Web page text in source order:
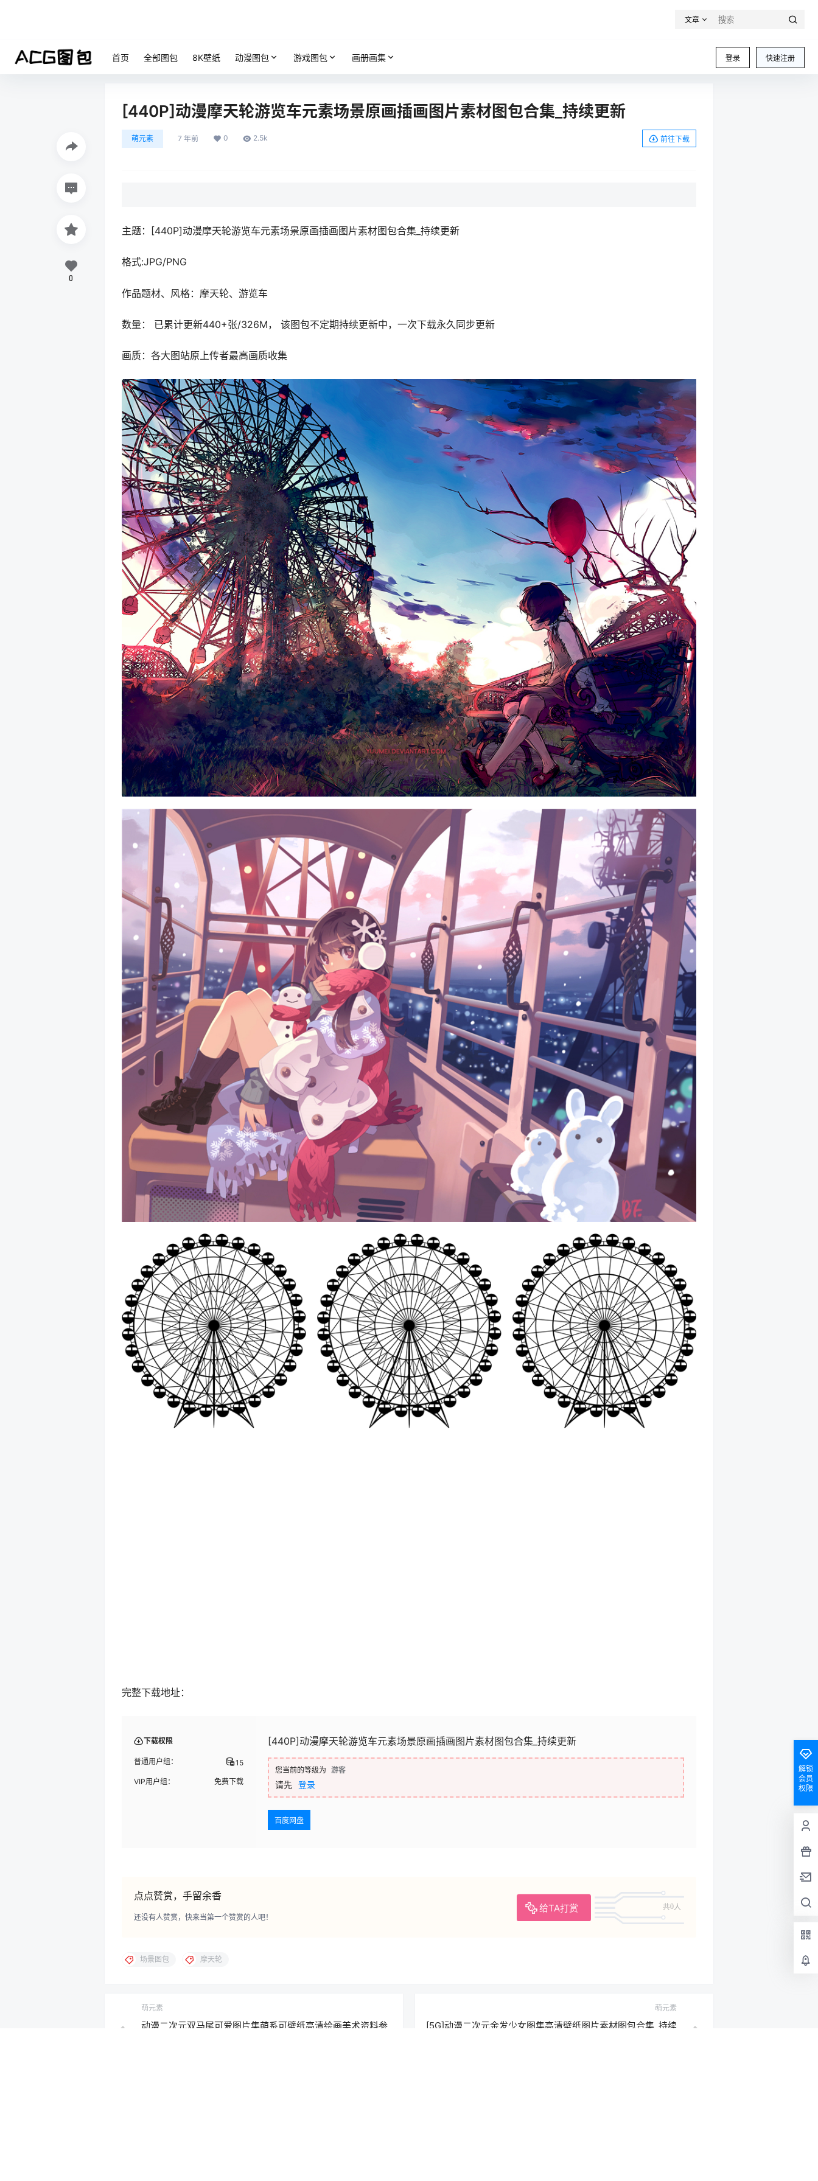
文章
登录 快速注册
首页 全部图包 8K壁纸 动漫图包 游戏图包 画册画集
[440P]动漫摩天轮游览车元素场景原画插画图片素材图包合集_持续更新
萌元素 7 年前 0 2.5k 前往下载
主题：[440P]动漫摩天轮游览车元素场景原画插画图片素材图包合集_持续更新
格式:JPG/PNG
作品题材、风格：摩天轮、游览车
数量： 已累计更新440+张/326M， 该图包不定期持续更新中，一次下载永久同步更新
画质：各大图站原上传者最高画质收集
完整下载地址：
下载权限
普通用户组： 15
VIP用户组： 免费下载
[440P]动漫摩天轮游览车元素场景原画插画图片素材图包合集_持续更新
您当前的等级为 游客
请先 登录
百度网盘
点点赞赏，手留余香
给TA打赏 共0人
还没有人赞赏，快来当第一个赞赏的人吧！
0
场景图包 摩天轮
萌元素
动漫二次元双马尾可爱图片集萌系可壁纸高清绘画美术资料参
萌元素
[5G]动漫二次元金发少女图集高清壁纸图片素材图包合集_持续
解锁
会员
权限